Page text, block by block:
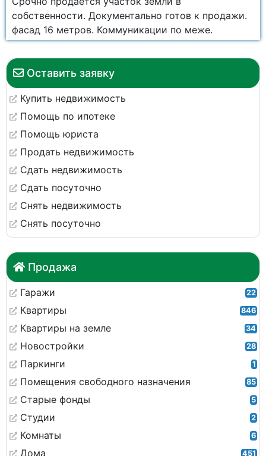
Оставить заявку
Купить недвижимость
Помощь по ипотеке
Помощь юриста
Продать недвижимость
Сдать недвижимость
Сдать посуточно
Снять недвижимость
Снять посуточно
Продажа
Гаражи 22
Квартиры 846
Квартиры на земле 34
Новостройки 28
Паркинги 1
Помещения свободного назначения 85
Старые фонды 5
Студии 2
Комнаты 6
Дома 451
собственности. Документально готов к продажи.
фасад 16 метров. Коммуникации по меже.